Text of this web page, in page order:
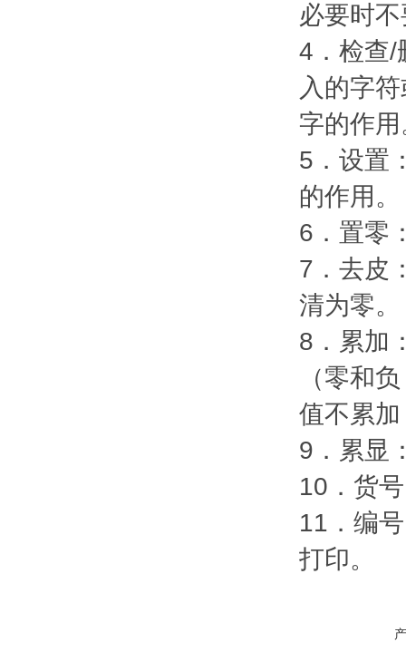
必要时
4．检查/
入的字
字的作
5．设置
的作用。
6．置零
7．去皮
清为零。
8．累加
（零和负
值不累
9．累显
10．货
11．编
打印。